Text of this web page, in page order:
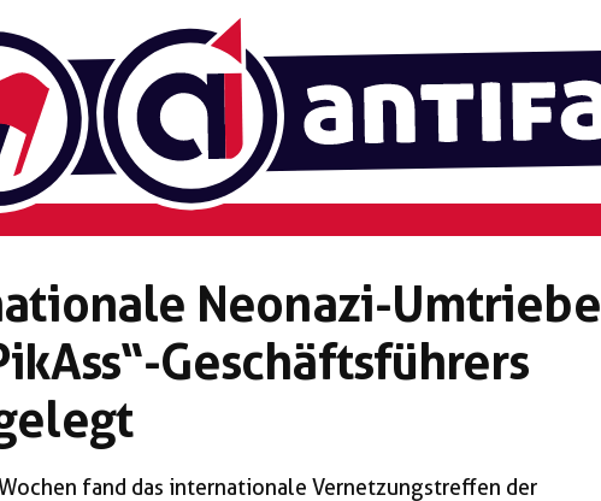
Neonazi-Umtriebe
Geschäftsführers
fand das internationale Vernetzungstreffen der